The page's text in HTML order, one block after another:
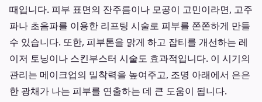
때입니다. 피부 표면의 잔주름이나 모공이 고민이라면, 고주
파나 초음파를 이용한 리프팅 시술로 피부를 쫀쫀하게 만들
수 있습니다. 또한, 피부톤을 맑게 하고 잡티를 개선하는 레
이저 토닝이나 스킨부스터 시술도 효과적입니다. 이 시기의
관리는 메이크업의 밀착력을 높여주고, 조명 아래에서 은은
한 광채가 나는 피부를 연출하는 데 큰 도움이 됩니다.